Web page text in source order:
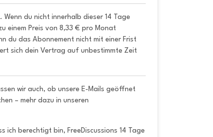
. Wenn du nicht innerhalb dieser 14 Tage
einem Preis von 8,33 € pro Monat
du das Abonnement nicht mit einer Frist
sich dein Vertrag auf unbestimmte Zeit
wir auch, ob unsere E-Mails geöffnet
– mehr dazu in unseren
ich berechtigt bin, FreeDiscussions 14 Tage